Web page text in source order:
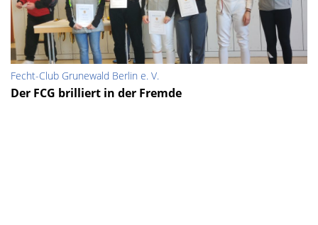
Fecht-Club Grunewald Berlin e. V.
Der FCG brilliert in der Fremde